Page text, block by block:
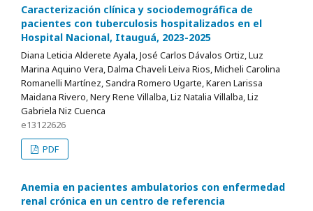
Caracterización clínica y sociodemográfica de
pacientes con tuberculosis hospitalizados en el
Hospital Nacional, Itauguá, 2023-2025
Diana Leticia Alderete Ayala, José Carlos Dávalos Ortiz, Luz
Marina Aquino Vera, Dalma Chaveli Leiva Rios, Micheli Carolina
Romanelli Martínez, Sandra Romero Ugarte, Karen Larissa
Maidana Rivero, Nery Rene Villalba, Liz Natalia Villalba, Liz
Gabriela Niz Cuenca
e13122626
PDF
Anemia en pacientes ambulatorios con enfermedad
renal crónica en un centro de referencia